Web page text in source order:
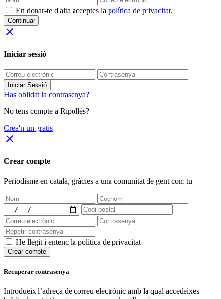
En donar-te d'alta acceptes la política de privacitat.
Continuar
close
Iniciar sessió
Iniciar Sessió
Has oblidat la contrasenya?
No tens compte a Ripollès?
Crea'n un gratis
close
Crear compte
Periodisme en català, gràcies a una comunitat de gent com tu
He llegit i entenc la política de privacitat
Crear compte
Recuperar contrasenya
Introdueix l’adreça de correu electrònic amb la qual accedeixes